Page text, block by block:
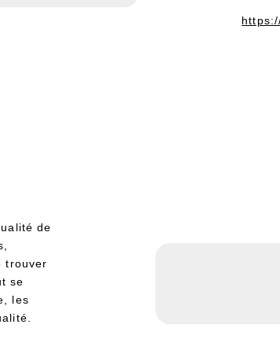
de
trouver
se
les